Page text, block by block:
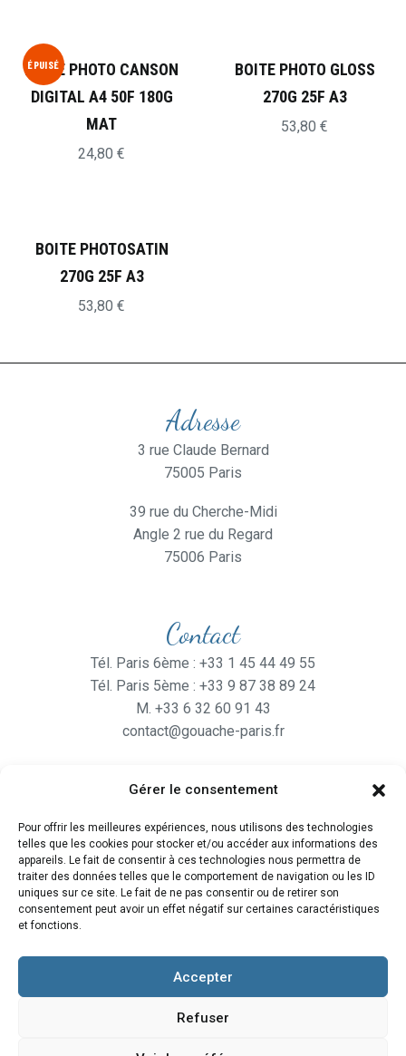
Gérer le consentement
Pour offrir les meilleures expériences, nous utilisons des technologies
telles que les cookies pour stocker et/ou accéder aux informations des
appareils. Le fait de consentir à ces technologies nous permettra de
traiter des données telles que le comportement de navigation ou les ID
uniques sur ce site. Le fait de ne pas consentir ou de retirer son
consentement peut avoir un effet négatif sur certaines caractéristiques
et fonctions.
Accepter
Refuser
ÉPUISÉ
BOITE PHOTO CANSON
DIGITAL A4 50F 180G
MAT
24,80 €
BOITE PHOTO GLOSS
270G 25F A3
53,80 €
BOITE PHOTOSATIN
270G 25F A3
53,80 €
Adresse
3 rue Claude Bernard
75005 Paris
39 rue du Cherche-Midi
Angle 2 rue du Regard
75006 Paris
Contact
Tél. Paris 6ème : +33 1 45 44 49 55
Tél. Paris 5ème : +33 9 87 38 89 24
M. +33 6 32 60 91 43
contact@gouache-paris.fr
Ouvertdu lundi au Vendredi
de 9H30 à 19H
et le Samedi de 10H à 19H